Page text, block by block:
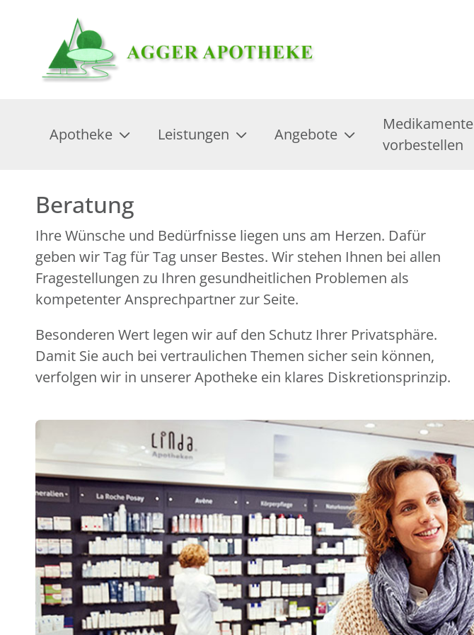
Apotheke Leistungen Angebote
Medikamente
vorbestellen
Beratung
Ihre Wünsche und Bedürfnisse liegen uns am Herzen. Dafür
geben wir Tag für Tag unser Bestes. Wir stehen Ihnen bei allen
Fragestellungen zu Ihren gesundheitlichen Problemen als
kompetenter Ansprechpartner zur Seite.
Besonderen Wert legen wir auf den Schutz Ihrer Privatsphäre.
Damit Sie auch bei vertraulichen Themen sicher sein können,
verfolgen wir in unserer Apotheke ein klares Diskretionsprinzip.